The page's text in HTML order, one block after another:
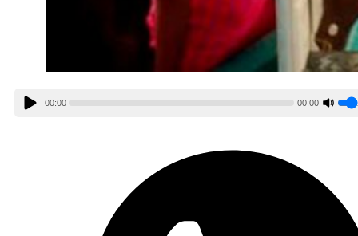
00:00 00:00